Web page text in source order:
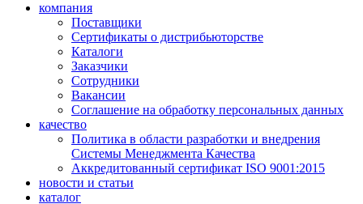
компания
Поставщики
Сертификаты о дистрибьюторстве
Каталоги
Заказчики
Сотрудники
Вакансии
Соглашение на обработку персональных данных
качество
Политика в области разработки и внедрения
Системы Менеджмента Качества
Аккредитованный сертификат ISO 9001:2015
новости и статьи
каталог